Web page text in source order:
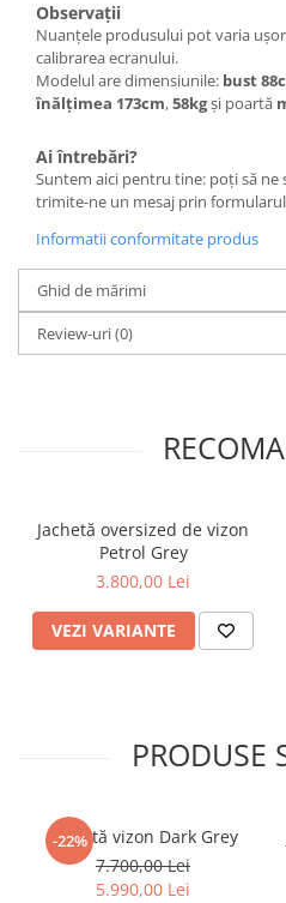
Observații
Nuanțele produsului pot varia
calibrarea ecranului.
Modelul are dimensiunile: bust
înălțimea 173cm,58kgși poartă
Ai întrebări?
Suntem aici pentru tine: poți să ne
trimite-ne un mesaj prin
Informatii conformitate produs
Ghid de mărimi
Review-uri(0)
Jachetă oversized de vizon
Petrol Grey
3.800,00 Lei
VEZI VARIANTE
PRODUSE
-22%
Jachetă vizon Dark Grey
7.700,00 Lei
5.990,00 Lei